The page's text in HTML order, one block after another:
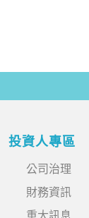
投資人專區
公司治理
財務資訊
重大訊息